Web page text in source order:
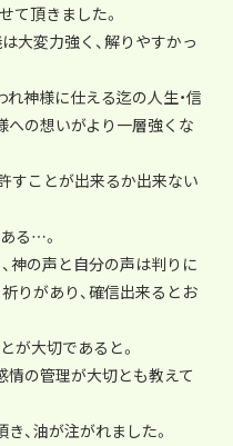
て頂きました。
大変力強く、解りやすかっ
神様に仕える迄の人生・信
への想いがより一層強くな
すことが出来るか出来ない
る…。
神の声と自分の声は判りに
りがあり、確信出来るとお
が大切であると。
情の管理が大切とも教えて
、油が注がれました。